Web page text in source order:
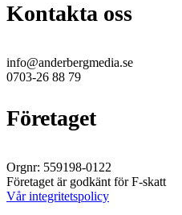
Kontakta oss
info@anderbergmedia.se
0703-26 88 79
Företaget
Orgnr: 559198-0122
Företaget är godkänt för F-skatt
Vår integritetspolicy